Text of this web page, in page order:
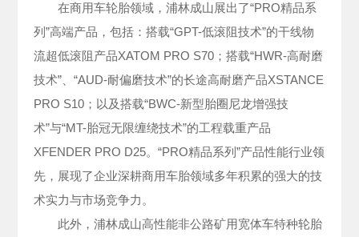
在商用车轮胎领域，浦林成山展出了“PRO精品系
列”高端产品，包括：搭载“GPT-低滚阻技术”的干线物
流超低滚阻产品XATOM PRO S70；搭载“HWR-高耐磨
技术”、“AUD-耐偏磨技术”的长途高耐磨产品XSTANCE
PRO S10；以及搭载“BWC-新型胎圈尼龙增强技
术”与“MT-胎冠无限缠绕技术”的工程载重产品
XFENDER PRO D25。“PRO精品系列”产品性能行业领
先，展现了企业深耕商用车胎领域多年积累的强大的技
术实力与市场竞争力。
此外，浦林成山高性能非公路矿用宽体车特种轮胎